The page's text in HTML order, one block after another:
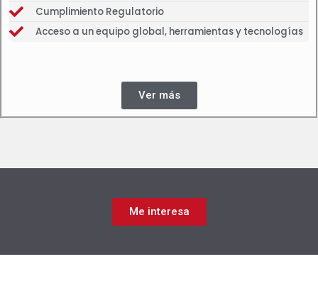
Cumplimiento Regulatorio
Acceso a un equipo global, herramientas y tecnologías
Ver más
Me interesa